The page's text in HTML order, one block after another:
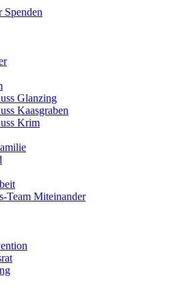
Glanzing
Kaasgraben
Krim
Team Miteinander